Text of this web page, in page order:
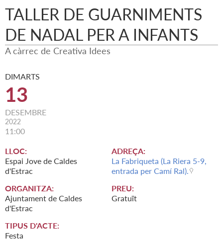
TALLER DE GUARNIMENTS
DE NADAL PER A INFANTS
A càrrec de Creativa Idees
DIMARTS
13
DESEMBRE
2022
11:00
LLOC:
Espai Jove de Caldes
d'Estrac
ADREÇA:
La Fabriqueta (La Riera 5-9,
entrada per Camí Ral).
ORGANITZA:
Ajuntament de Caldes
d'Estrac
PREU:
Gratuït
TIPUS D'ACTE:
Festa